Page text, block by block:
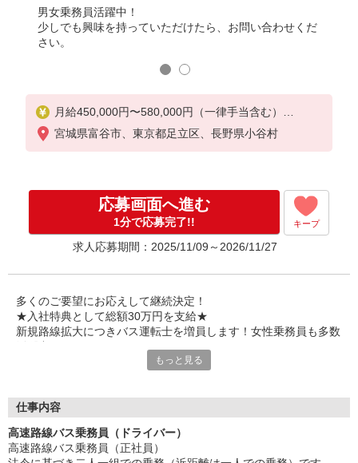
男女乗務員活躍中！
少しでも興味を持っていただけたら、お問い合わせくだ
さい。
月給450,000円〜580,000円（一律手当含む）
※スキル・経験を考慮のうえ、当社規定により優遇
0円となります）。
宮城県富谷市、東京都足立区、長野県小谷村
応募画面へ進む
1分で応募完了!! キープ
求人応募期間：2025/11/09～2026/11/27
多くのご要望にお応えして継続決定！
★入社特典として総額30万円を支給★
新規路線拡大につきバス運転士を増員します！女性乗務員も多数
運転が好き」「新しい会社で心機一転始めたい！」
皆さん大歓迎です◎
もっと見る
仕事内容
高速路線バス乗務員（ドライバー）
高速路線バス乗務員（正社員）